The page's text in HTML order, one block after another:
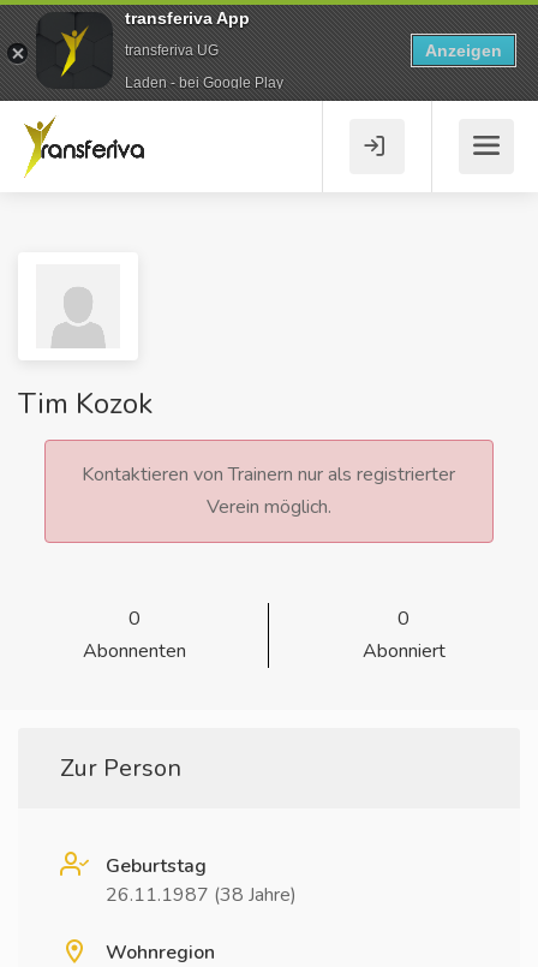
Tim Kozok
Kontaktieren von Trainern nur als registrierter
Verein möglich.
0
Abonnenten
0
Abonniert
Zur Person
Geburtstag
26.11.1987 (38 Jahre)
Wohnregion
transferiva App
transferiva UG
Laden - bei Google Play
Anzeigen